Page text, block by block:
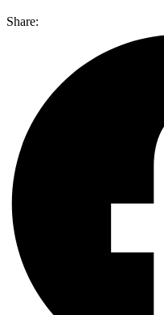
Share: